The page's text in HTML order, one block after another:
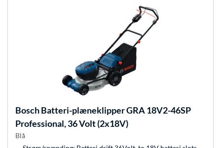
BoschBatteri-plæneklipper GRA 18V2-46SP
Professional, 36 Volt (2x18V)
Blå